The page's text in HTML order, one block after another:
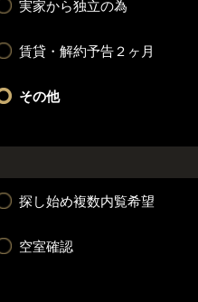
実家から独立の為
賃貸・解約予告２ヶ月
その他
探し始め複数内覧希望
空室確認